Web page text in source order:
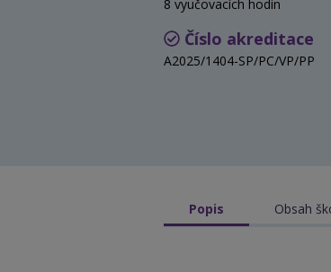
8 vyučovacích hodin
Číslo akreditace
A2025/1404-SP/PC/VP/PP
Popis Obsah